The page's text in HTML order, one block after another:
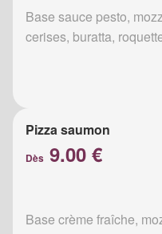
Base sauce pesto,
cerises, buratta,
Pizza saumon
Dès 9.00 €
Base crème fraîche,